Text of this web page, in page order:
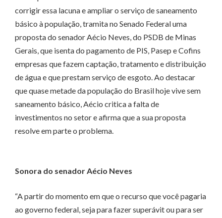
corrigir essa lacuna e ampliar o serviço de saneamento
básico à população, tramita no Senado Federal uma
proposta do senador Aécio Neves, do PSDB de Minas
Gerais, que isenta do pagamento de PIS, Pasep e Cofins
empresas que fazem captação, tratamento e distribuição
de água e que prestam serviço de esgoto. Ao destacar
que quase metade da população do Brasil hoje vive sem
saneamento básico, Aécio critica a falta de
investimentos no setor e afirma que a sua proposta
resolve em parte o problema.
Sonora do senador Aécio Neves
“A partir do momento em que o recurso que você pagaria
ao governo federal, seja para fazer superávit ou para ser